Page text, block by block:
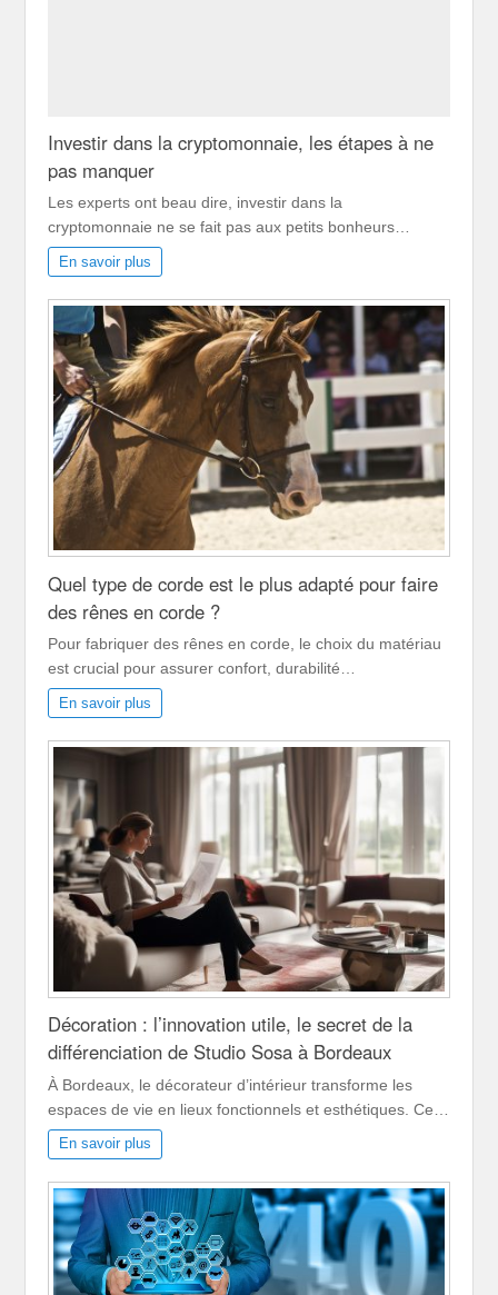
Investir dans la cryptomonnaie, les étapes à ne
pas manquer
Les experts ont beau dire, investir dans la
cryptomonnaie ne se fait pas aux petits bonheurs…
En savoir plus
Quel type de corde est le plus adapté pour faire
des rênes en corde ?
Pour fabriquer des rênes en corde, le choix du matériau
est crucial pour assurer confort, durabilité…
En savoir plus
Décoration : l’innovation utile, le secret de la
différenciation de Studio Sosa à Bordeaux
À Bordeaux, le décorateur d’intérieur transforme les
espaces de vie en lieux fonctionnels et esthétiques. Ce…
En savoir plus